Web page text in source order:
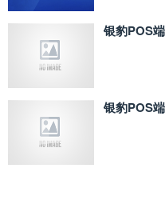
银豹POS
银豹POS